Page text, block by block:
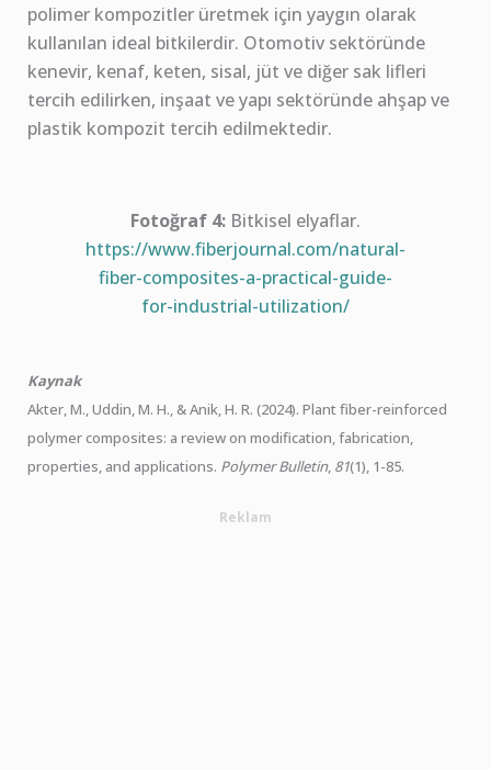
polimer kompozitler üretmek için yaygın olarak
kullanılan ideal bitkilerdir. Otomotiv sektöründe
kenevir, kenaf, keten, sisal, jüt ve diğer sak lifleri
tercih edilirken, inşaat ve yapı sektöründe ahşap ve
plastik kompozit tercih edilmektedir.
Fotoğraf 4: Bitkisel elyaflar.
https://www.fiberjournal.com/natural-
fiber-composites-a-practical-guide-
for-industrial-utilization/
Kaynak
Akter, M., Uddin, M. H., & Anik, H. R. (2024). Plant fiber-reinforced
polymer composites: a review on modification, fabrication,
properties, and applications. Polymer Bulletin, 81(1), 1-85.
Reklam